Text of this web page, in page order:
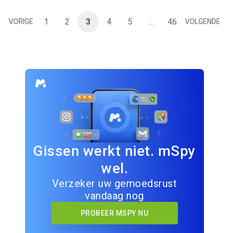
VORIGE 1 2 3 4 5 ... 46 VOLGENDE
Gissen werkt niet. mSpy
wel.
Verzeker uw gemoedsrust
vandaag nog
PROBEER MSPY NU